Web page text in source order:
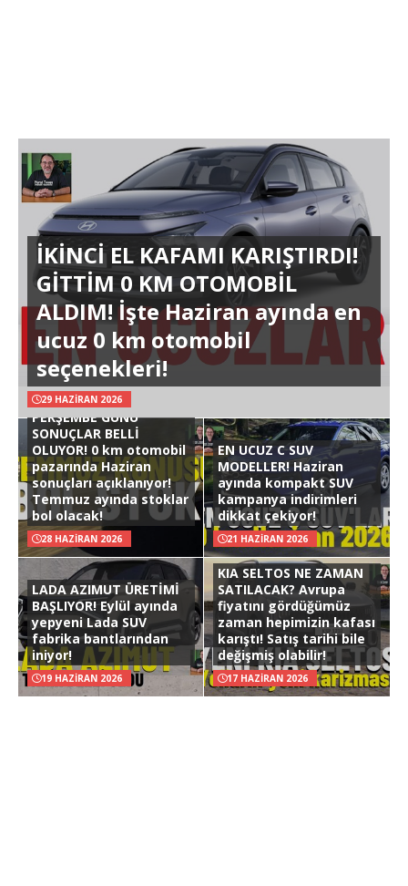
İKİNCİ EL KAFAMI KARIŞTIRDI!
GİTTİM 0 KM OTOMOBİL
ALDIM! İşte Haziran ayında en
ucuz 0 km otomobil
seçenekleri!
29 HAZIRAN 2026
PERŞEMBE GÜNÜ
SONUÇLAR BELLİ
OLUYOR! 0 km otomobil
pazarında Haziran
sonuçları açıklanıyor!
Temmuz ayında stoklar
bol olacak!
28 HAZIRAN 2026
EN UCUZ C SUV
MODELLER! Haziran
ayında kompakt SUV
kampanya indirimleri
dikkat çekiyor!
21 HAZIRAN 2026
LADA AZIMUT ÜRETİMİ
BAŞLIYOR! Eylül ayında
yepyeni Lada SUV
fabrika bantlarından
iniyor!
19 HAZIRAN 2026
KIA SELTOS NE ZAMAN
SATILACAK? Avrupa
fiyatını gördüğümüz
zaman hepimizin kafası
karıştı! Satış tarihi bile
değişmiş olabilir!
17 HAZIRAN 2026